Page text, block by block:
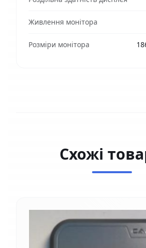
Живлення монітора
Розміри монітора
Схожі